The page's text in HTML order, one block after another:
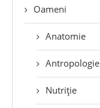
Oameni
Anatomie
Antropologie
Nutriție